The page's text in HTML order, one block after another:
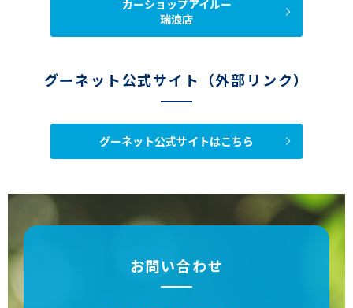
カーショップアイルー
瑞浪店
グーネット公式サイト（外部リンク）
グーネット公式サイトはこちら
お問い合わせ